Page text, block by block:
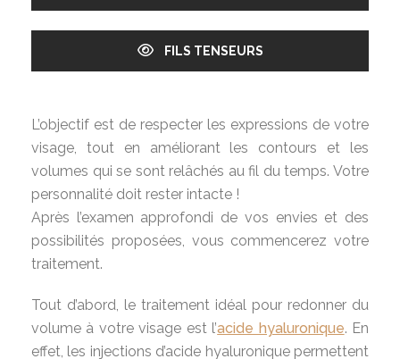
FILS TENSEURS
L’objectif est de respecter les expressions de votre
visage, tout en améliorant les contours et les
volumes qui se sont relâchés au fil du temps. Votre
personnalité doit rester intacte !
Après l’examen approfondi de vos envies et des
possibilités proposées, vous commencerez votre
traitement.
Tout d’abord, le traitement idéal pour redonner du
volume à votre visage est l’acide hyaluronique. En
effet, les injections d’acide hyaluronique permettent